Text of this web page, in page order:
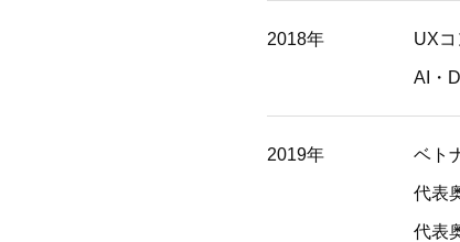
2018年 UX
AI・
2019年 ベト
代表
代表